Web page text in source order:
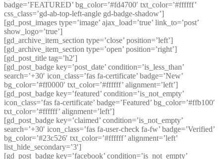
badge=’FEATURED’ bg_color=’#fd4700′ txt_color=’#ffffff’
css_class=’gd-ab-top-left-angle gd-badge-shadow’]
[gd_post_images type=’image’ ajax_load=’true’ link_to=’post’
show_logo=’true’]
[gd_archive_item_section type=’close’ position=’left’]
[gd_archive_item_section type=’open’ position=’right’]
[gd_post_title tag=’h2′]
[gd_post_badge key=’post_date’ condition=’is_less_than’
search=’+30′ icon_class=’fas fa-certificate’ badge=’New’
bg_color=’#ff0000′ txt_color=’#ffffff’ alignment=’left’]
[gd_post_badge key=’featured’ condition=’is_not_empty’
icon_class=’fas fa-certificate’ badge=’Featured’ bg_color=’#ffb100′
txt_color=’#ffffff’ alignment=’left’]
[gd_post_badge key=’claimed’ condition=’is_not_empty’
search=’+30′ icon_class=’fas fa-user-check fa-fw’ badge=’Verified’
bg_color=’#23c526′ txt_color=’#ffffff’ alignment=’left’
list_hide_secondary=’3′]
[gd_post_badge key=’facebook’ condition=’is_not_empty’